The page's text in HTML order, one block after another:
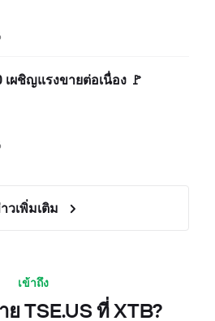
เผชิญแรงขายต่อเนื่อง 🚩
วเพิ่มเติม
เข้าถึง
TSE.US ที่ XTB?